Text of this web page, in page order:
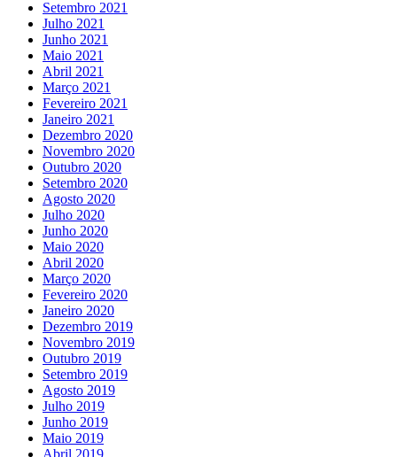
Setembro 2021
Julho 2021
Junho 2021
Maio 2021
Abril 2021
Março 2021
Fevereiro 2021
Janeiro 2021
Dezembro 2020
Novembro 2020
Outubro 2020
Setembro 2020
Agosto 2020
Julho 2020
Junho 2020
Maio 2020
Abril 2020
Março 2020
Fevereiro 2020
Janeiro 2020
Dezembro 2019
Novembro 2019
Outubro 2019
Setembro 2019
Agosto 2019
Julho 2019
Junho 2019
Maio 2019